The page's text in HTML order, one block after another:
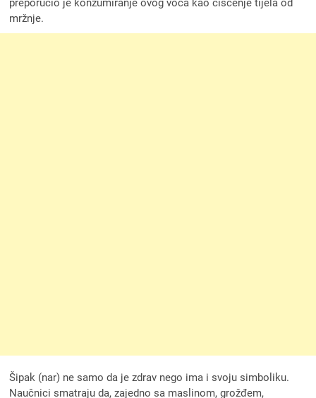
preporučio je konzumiranje ovog voća kao čišćenje tijela od
mržnje.
Šipak (nar) ne samo da je zdrav nego ima i svoju simboliku.
Naučnici smatraju da, zajedno sa maslinom, grožđem,